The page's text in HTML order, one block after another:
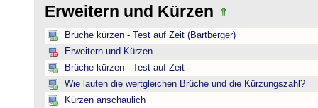
Erweitern und Kürzen
Brüche kürzen - Test auf Zeit (Bartberger)
Erweitern und Kürzen
Brüche kürzen - Test auf Zeit
Wie lauten die wertgleichen Brüche und die Kürzungszahl?
Kürzen anschaulich